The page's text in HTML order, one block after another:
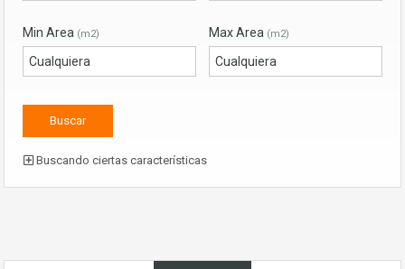
Min Area (m2) Max Area (m2)
Buscando ciertas características